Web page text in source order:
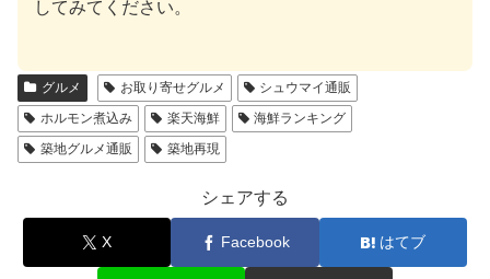
してみてください。
グルメ お取り寄せグルメ
シュウマイ通販
ホルモン煮込み
楽天海鮮
海鮮ランキング
築地グルメ通販
築地再現
シェアする
X Facebook はてブ